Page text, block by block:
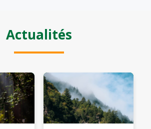
Actualités